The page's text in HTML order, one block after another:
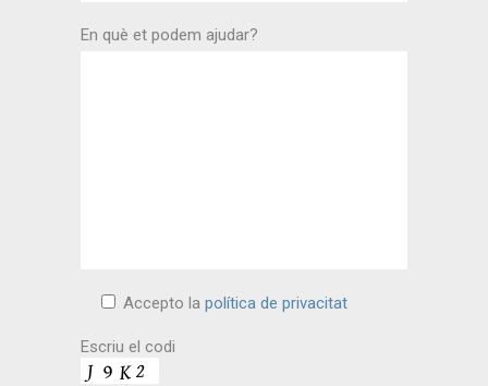
En què et podem ajudar?
Accepto la política de privacitat
Escriu el codi